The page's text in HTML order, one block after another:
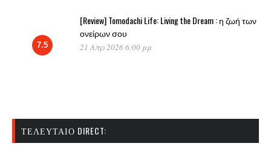
7.5
[Review] Tomodachi Life: Living the Dream : η ζωή των
ονείρων σου
21 Απρ 2026 6:00 μμ
ΤΕΛΕΥΤΑΊΟ DIRECT: